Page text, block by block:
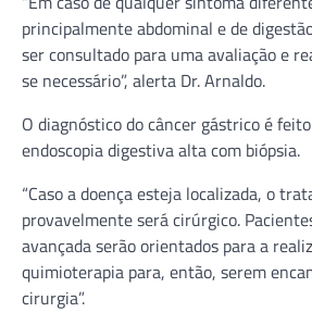
principalmente abdominal e de
ser consultado para uma avaliação e
se necessário”, alerta Dr. Arnaldo.
O diagnóstico do câncer gástrico é
endoscopia digestiva alta com biópsia.
“Caso a doença esteja localizada, o
provavelmente será cirúrgico.
avançada serão orientados para a
quimioterapia para, então, serem
cirurgia”.